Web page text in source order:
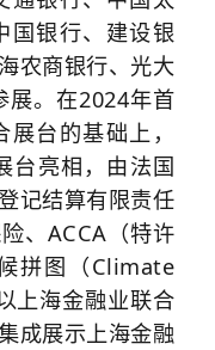
国银行、建设银
农商银行、光大
展。在2024年首
台的基础上，
台亮相，由法国
记结算有限责任
、ACCA（特许
拼图（Climate
上海金融业联合
成展示上海金融